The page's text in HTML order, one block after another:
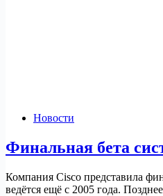
Новости
Финальная бета
Компания Cisco представила
ведётся ещё с 2005 года.